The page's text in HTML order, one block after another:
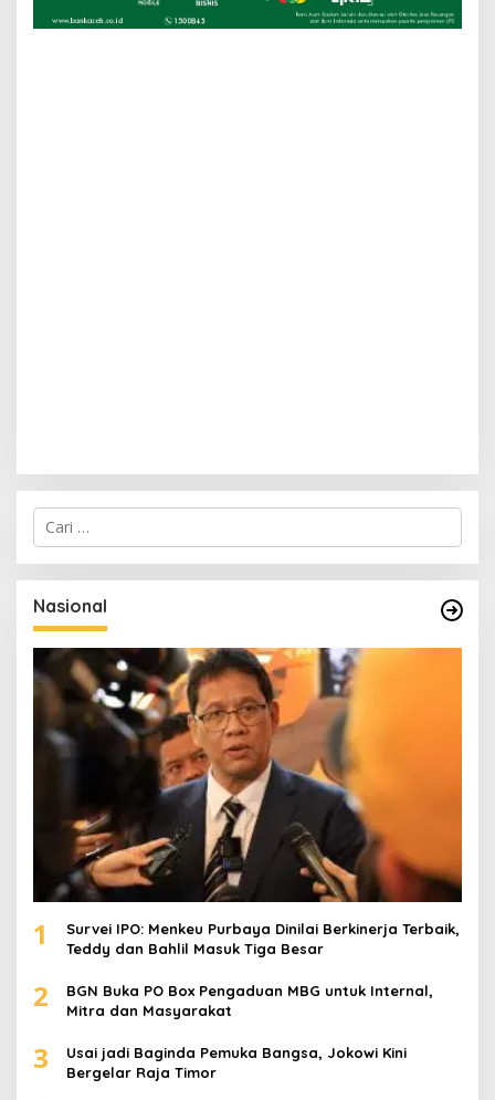
C
i
u
n
t
k
:
Nasional
1
Survei IPO: Menkeu Purbaya Dinilai Berkinerja Terbaik,
Teddy dan Bahlil Masuk Tiga Besar
2
BGN Buka PO Box Pengaduan MBG untuk Internal,
Mitra dan Masyarakat
3
Usai jadi Baginda Pemuka Bangsa, Jokowi Kini
Bergelar Raja Timor